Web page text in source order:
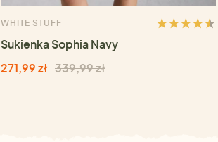
WHITE STUFF
Sukienka Sophia Navy
271,99 zł 339,99 zł